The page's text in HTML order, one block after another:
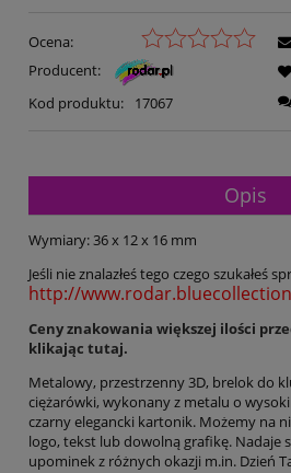
Ocena:
Producent:
Kod produktu:
17067
Opis
Wymiary: 36 x 12 x 16 mm
Jeśli nie znalazłeś tego czego szukałeś
http://
Ceny znakowania większej ilości
klikając tutaj.
Metalowy, przestrzenny 3D, brelok do
ciężarówki, wykonany z metalu o
czarny elegancki kartonik. Możemy na
logo, tekst lub dowolną grafikę. Nadaje
upominek z różnych okazji m.in. Dzień